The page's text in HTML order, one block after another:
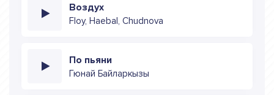
Воздух
Floy, Haebal, Chudnova
По пьяни
Гюнай Байларкызы